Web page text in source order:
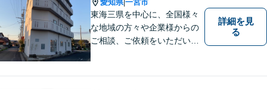
愛知県|一宮市
東海三県を中心に、全国様々
な地域の方々や企業様からの
ご相談、ご依頼をいただいて
おります。
詳細を見
る